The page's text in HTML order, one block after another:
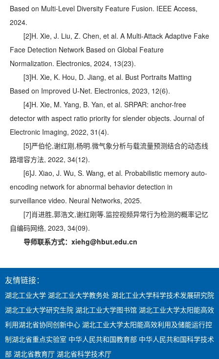
Based on Multi-Level Diversity Feature Fusion. IEEE Access,
2024.
[2]H. Xie, J. Liu, Z. Chen, et al. A Multi-Attack Adaptive Fake
Face Detection Network Based on Global Feature
Normalization. Electronics, 2024, 13(23).
[3]H. Xie, K. Hou, D. Jiang, et al. Bust Portraits Matting
Based on Improved U-Net. Electronics, 2023, 12(6).
[4]H. Xie, M. Yang, B. Yan, et al. SRPAR: anchor-free
detector with aspect ratio priority for slender objects. Journal of
Electronic Imaging, 2022, 31(4).
[5]严伯伦,谢红刚,杨明.微气象分析与载流量预测结合的动态线
路增容方法, 2022, 34(12).
[6]J. Xiao, J. Wu, S. Wang, et al. Probabilistic memory auto-
encoding network for abnormal behavior detection in
surveillance video. Neural Networks, 2025.
[7]肖进胜,郭浩文,谢红刚等.监控视频异常行为检测的概率记忆
自编码网络, 2023, 34(09).
导师联系方式： xiehg@hbut.edu.cn
友情链接：
湖北工业大学 湖北工业大学教务处 湖北工业大学科学技术发展研究院
湖北工业大学研究生院 湖北工业大学图书馆 湖北工业大学太阳能高效
利用湖北省协同创新中心 湖北工业大学太阳能高效利用及储能运行控
制湖北省重点实验室 中华人民共和国教育部 中华人民共和国科学技术
部 湖北省教育厅 湖北省科学技术厅